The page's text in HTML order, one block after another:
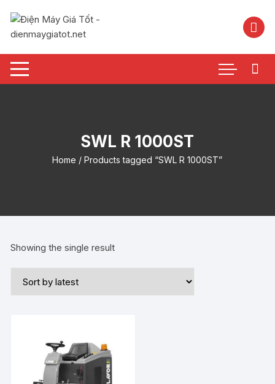
nội
SWL R 1000ST
Home / Products tagged “SWL R 1000ST”
Showing the single result